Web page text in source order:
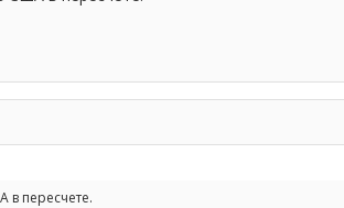
пересчете.